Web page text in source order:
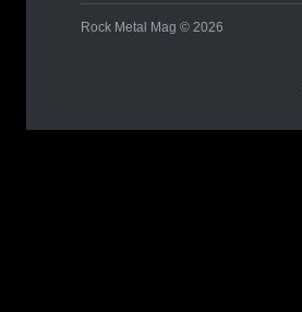
Rock Metal Mag © 2026